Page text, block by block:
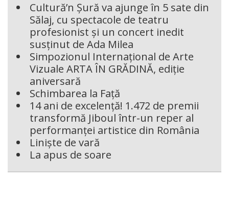
Cultură’n Șură va ajunge în 5 sate din
Sălaj, cu spectacole de teatru
profesionist și un concert inedit
susținut de Ada Milea
Simpozionul Internațional de Arte
Vizuale ARTA ÎN GRĂDINĂ, ediție
aniversară
Schimbarea la Față
14 ani de excelență! 1.472 de premii
transformă Jiboul într-un reper al
performanței artistice din România
Liniște de vară
La apus de soare